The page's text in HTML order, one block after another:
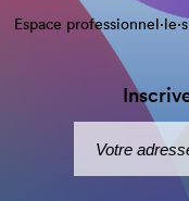
Espace professionnel·le⋅s